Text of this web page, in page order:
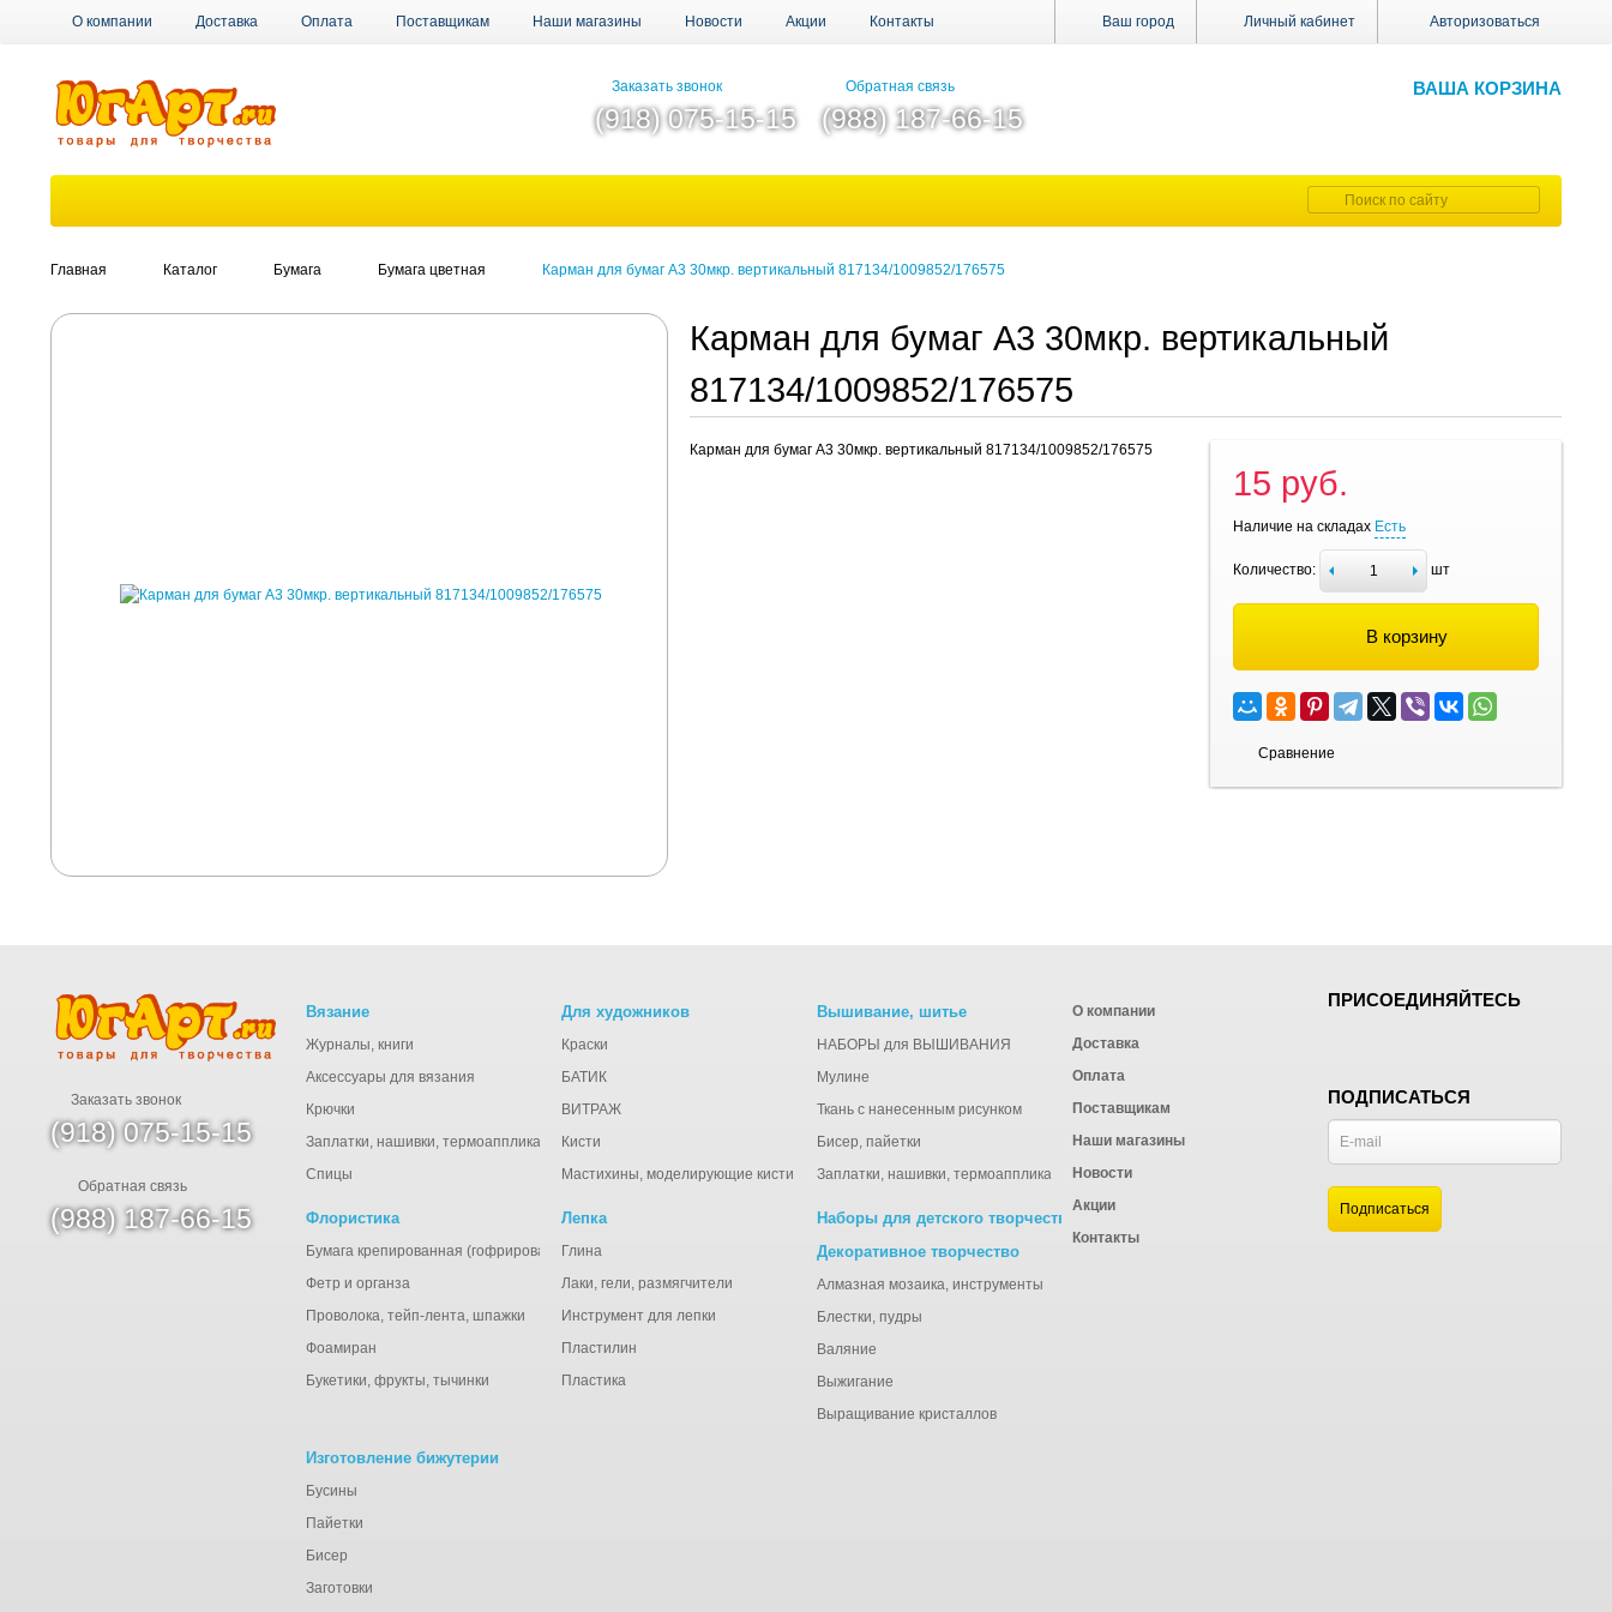
Ваш город Личный кабинет Авторизоваться
О компании Доставка Оплата Поставщикам Наши магазины Новости Акции Контакты
ВАША КОРЗИНА
Заказать звонок
(918) 075-15-15
Обратная связь
(988) 187-66-15
Главная Каталог Бумага Бумага цветная Карман для бумаг А3 30мкр. вертикальный 817134/1009852/176575
Карман для бумаг А3 30мкр. вертикальный
817134/1009852/176575
Карман для бумаг А3 30мкр. вертикальный 817134/1009852/176575
15 руб.
Наличие на складах Есть
Количество: шт
В корзину
Сравнение
Заказать звонок
(918) 075-15-15
Обратная связь
(988) 187-66-15
Вязание
Журналы, книги
Аксессуары для вязания
Крючки
Заплатки, нашивки, термоаппликации
Спицы
Для художников
Краски
БАТИК
ВИТРАЖ
Кисти
Мастихины, моделирующие кисти
Вышивание, шитье
НАБОРЫ для ВЫШИВАНИЯ
Мулине
Ткань с нанесенным рисунком
Бисер, пайетки
Заплатки, нашивки, термоаппликации
Флористика
Бумага крепированная (гофрированная), тишью
Фетр и органза
Проволока, тейп-лента, шпажки
Фоамиран
Букетики, фрукты, тычинки
Лепка
Глина
Лаки, гели, размягчители
Инструмент для лепки
Пластилин
Пластика
Наборы для детского творчества
Декоративное творчество
Алмазная мозаика, инструменты
Блестки, пудры
Валяние
Выжигание
Выращивание кристаллов
Изготовление бижутерии
Бусины
Пайетки
Бисер
Заготовки
О компании
Доставка
Оплата
Поставщикам
Наши магазины
Новости
Акции
Контакты
ПРИСОЕДИНЯЙТЕСЬ
ПОДПИСАТЬСЯ